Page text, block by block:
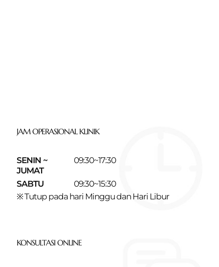
JAM OPERASIONAL KLINIK
SENIN ~
JUMAT
09:30~17:30
SABTU
09:30~15:30
※ Tutup pada hari Minggu dan Hari Libur
KONSULTASI ONLINE